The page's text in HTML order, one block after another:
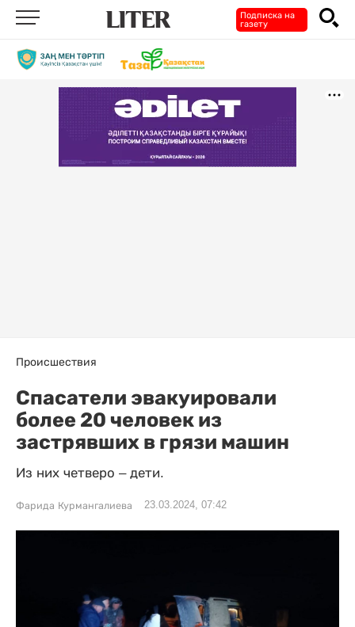
Подписка на
газету
Происшествия
Спасатели эвакуировали
более 20 человек из
застрявших в грязи машин
Из них четверо – дети.
Фарида Курмангалиева 23.03.2024, 07:42